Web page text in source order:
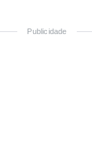
Publicidade